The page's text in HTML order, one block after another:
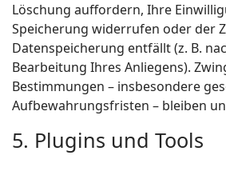
Löschung auffordern, Ihre
Speicherung widerrufen oder der
Datenspeicherung entfällt (z. B.
Bearbeitung Ihres Anliegens).
Bestimmungen – insbesondere
Aufbewahrungsfristen – bleiben
5. Plugins und Tools